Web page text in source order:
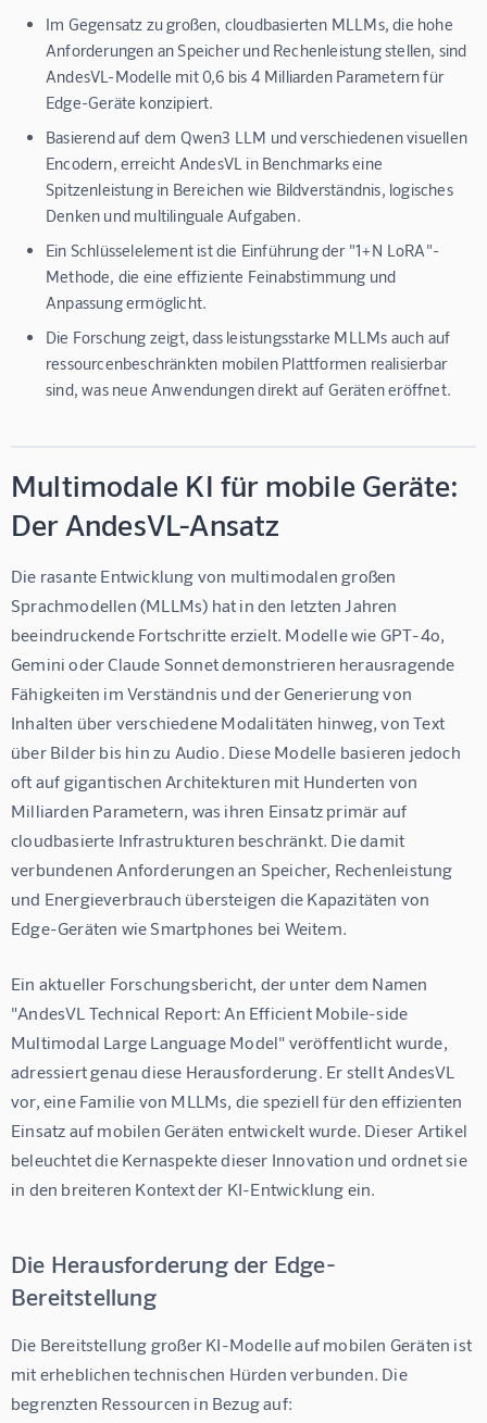
Im Gegensatz zu großen, cloudbasierten MLLMs, die hohe
Anforderungen an Speicher und Rechenleistung stellen, sind
AndesVL-Modelle mit 0,6 bis 4 Milliarden Parametern für
Edge-Geräte konzipiert.
Basierend auf dem Qwen3 LLM und verschiedenen visuellen
Encodern, erreicht AndesVL in Benchmarks eine
Spitzenleistung in Bereichen wie Bildverständnis, logisches
Denken und multilinguale Aufgaben.
Ein Schlüsselelement ist die Einführung der "1+N LoRA"-
Methode, die eine effiziente Feinabstimmung und
Anpassung ermöglicht.
Die Forschung zeigt, dass leistungsstarke MLLMs auch auf
ressourcenbeschränkten mobilen Plattformen realisierbar
sind, was neue Anwendungen direkt auf Geräten eröffnet.
Multimodale KI für mobile Geräte:
Der AndesVL-Ansatz
Die rasante Entwicklung von multimodalen großen
Sprachmodellen (MLLMs) hat in den letzten Jahren
beeindruckende Fortschritte erzielt. Modelle wie GPT-4o,
Gemini oder Claude Sonnet demonstrieren herausragende
Fähigkeiten im Verständnis und der Generierung von
Inhalten über verschiedene Modalitäten hinweg, von Text
über Bilder bis hin zu Audio. Diese Modelle basieren jedoch
oft auf gigantischen Architekturen mit Hunderten von
Milliarden Parametern, was ihren Einsatz primär auf
cloudbasierte Infrastrukturen beschränkt. Die damit
verbundenen Anforderungen an Speicher, Rechenleistung
und Energieverbrauch übersteigen die Kapazitäten von
Edge-Geräten wie Smartphones bei Weitem.
Ein aktueller Forschungsbericht, der unter dem Namen
"AndesVL Technical Report: An Efficient Mobile-side
Multimodal Large Language Model" veröffentlicht wurde,
adressiert genau diese Herausforderung. Er stellt AndesVL
vor, eine Familie von MLLMs, die speziell für den effizienten
Einsatz auf mobilen Geräten entwickelt wurde. Dieser Artikel
beleuchtet die Kernaspekte dieser Innovation und ordnet sie
in den breiteren Kontext der KI-Entwicklung ein.
Die Herausforderung der Edge-
Bereitstellung
Die Bereitstellung großer KI-Modelle auf mobilen Geräten ist
mit erheblichen technischen Hürden verbunden. Die
begrenzten Ressourcen in Bezug auf: